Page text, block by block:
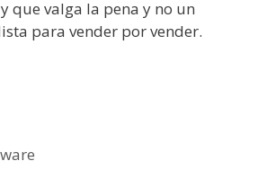
que valga la pena y no un
para vender por vender.